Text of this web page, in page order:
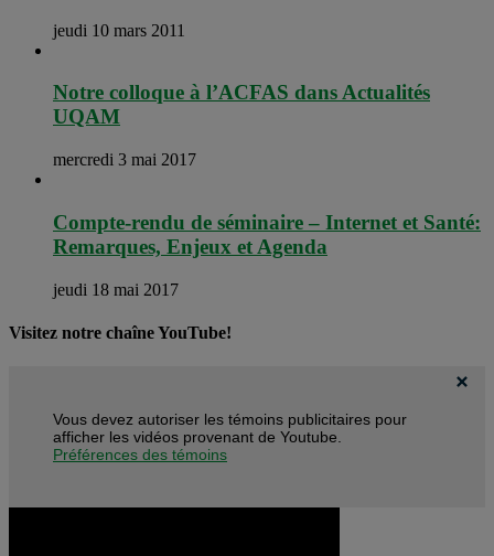
jeudi 10 mars 2011
Notre colloque à l’ACFAS dans Actualités
UQAM
mercredi 3 mai 2017
Compte-rendu de séminaire – Internet et Santé:
Remarques, Enjeux et Agenda
jeudi 18 mai 2017
Visitez notre chaîne YouTube!
Vous devez autoriser les témoins publicitaires pour
afficher les vidéos provenant de Youtube.
Préférences des témoins